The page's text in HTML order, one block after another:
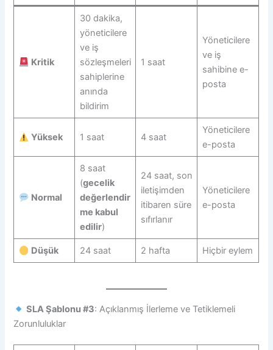
Kritik
30 dakika,
yöneticilere
ve iş
sözleşmeleri
sahiplerine
anında
bildirim
1 saat
Yöneticilere
ve iş
sahibine e-
posta
Yüksek 1 saat 4 saat
Yöneticilere
e-posta
Normal
8 saat
(gecelik
değerlendir
me kabul
edilir)
24 saat, son
iletişimden
itibaren süre
sıfırlanır
Yöneticilere
e-posta
Düşük 24 saat 2 hafta Hiçbir eylem
SLA Şablonu #3: Açıklanmış İlerleme ve Tetiklemeli
Zorunluluklar